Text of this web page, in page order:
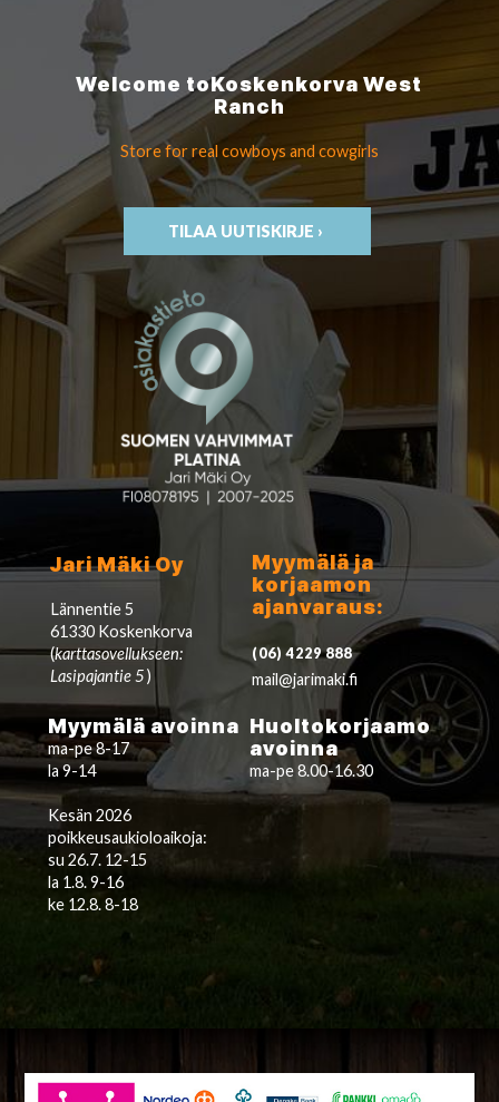
Welcome toKoskenkorvaWest
Ranch
Store for real cowboys and cowgirls
TILAA UUTISKIRJE ›
Jari Mäki Oy
Lännentie 5
61330 Koskenkorva
(karttasovellukseen:
Lasipajantie 5)
Myymälä ja
korjaamon
ajanvaraus:
(06) 4229 888
mail@jarimaki.fi
Myymälä avoinna
ma-pe 8-17
la 9-14
Kesän 2026
poikkeusaukioloaikoja:
su 26.7. 12-15
la 1.8. 9-16
ke 12.8. 8-18
Huoltokorjaamo
avoinna
ma-pe 8.00-16.30